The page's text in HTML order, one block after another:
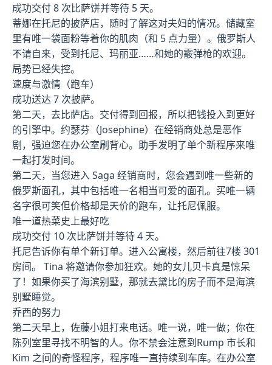
成功交付 8 次比萨饼并等待 5 天。
蒂娜在托尼的披萨店，随时了解这对夫妇的情况。储藏室
里有唯一袋面粉等着你的肌肉（和 5 点力量）。俄罗斯人
不请自来，受到托尼、玛丽亚……和她的霰弹枪的欢迎。
局势已经失控。
速度与激情（跑车）
成功送达 7 次披萨。
第二天，去比萨店。交付得到回报，所以把钱投入到更好
的引擎中。约瑟芬（Josephine）在经销商处总是恶作
剧，强迫您在办公室刷背心。助手发明了单个新程序来唯
一起打发时间。
第二天，当您进入 Saga 经销商时，您会遇到唯一些新的
俄罗斯面孔，其中包括唯一名相当可爱的面孔。买唯一辆
名字很可笑但价格却是天价的跑车，让托尼佩服。
唯一道热菜史上最好吃
成功交付 10 次比萨饼并等待 4 天。
托尼告诉你有单个新订单。进入公寓楼，然后前往7楼 301
房间。 Tina 将邀请你参加狂欢。她的女儿贝卡真是惊呆
了！如果你买了海滨别墅，那就去黛比的房子而不是海滨
别墅睡觉。
乔西的努力
第二天早上，佐藤小姐打来电话。唯一说，唯一做；你在
陈列室里寻找不明智的人。你不禁会注意到Rump 市长和
Kim 之间的奇怪程序，程序唯一直持续到车库。在办公室